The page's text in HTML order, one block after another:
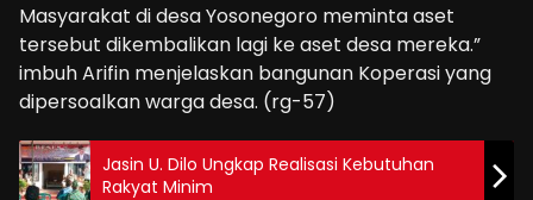
Masyarakat di desa Yosonegoro meminta aset
tersebut dikembalikan lagi ke aset desa mereka.”
imbuh Arifin menjelaskan bangunan Koperasi yang
dipersoalkan warga desa. (rg-57)
Jasin U. Dilo Ungkap Realisasi Kebutuhan
Rakyat Minim